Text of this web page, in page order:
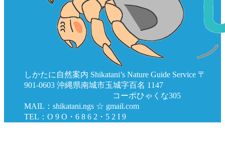
しかたに自然案内 Shikatani’s Nature Guide Service 〒
901-0603 沖縄県南城市玉城字百名 1147
コーポひゃくな305
MAIL：shikatani.ngs ☆ gmail.com
TEL：O 9 O・6 8 6 2・5 2 I 9